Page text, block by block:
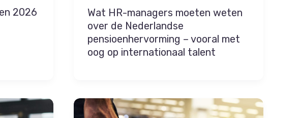
2026
Wat HR-managers moeten weten
over de Nederlandse
pensioenhervorming – vooral met
oog op internationaal talent